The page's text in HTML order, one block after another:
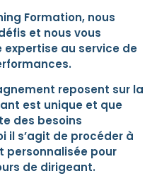
Formation, nous
et nous vous
au service de
reposent sur la
est unique et que
des besoins
il s’agit de procéder à
personnalisée pour
de dirigeant.